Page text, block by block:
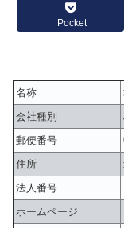
Pocket
名称
会社種別
郵便番号
住所
法人番号
ホームページ